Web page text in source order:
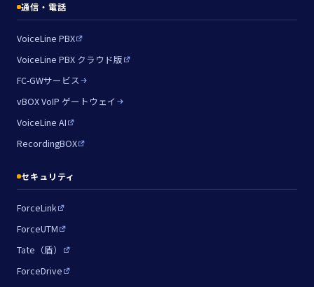
通信・電話
VoiceLine PBX
VoiceLine PBX クラウド版
FC-GWサービス
vBOX VoIP ゲートウェイ
VoiceLine AI
RecordingBOX
セキュリティ
ForceLink
ForceUTM
Tate（盾）
ForceDrive